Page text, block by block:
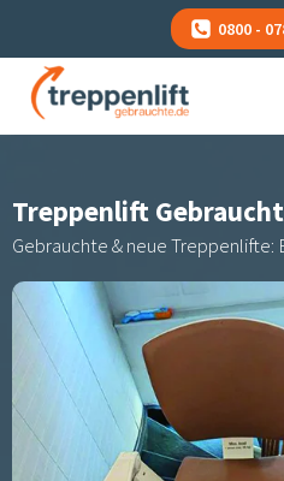
0800 -
Treppenlift Gebraucht
Gebrauchte & neue Treppenlifte: